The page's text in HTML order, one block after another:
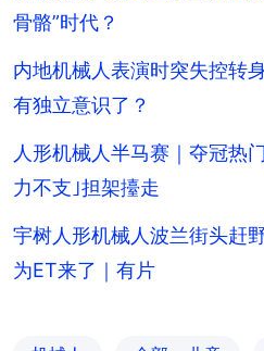
骨骼”时代？
内地机械人表演时突失控转
有独立意识了？
人形机械人半马赛｜夺冠
力不支｣担架擡走
宇树人形机械人波兰街头赶
为ET来了｜有片